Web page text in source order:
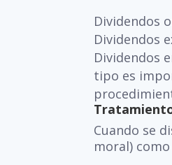
Dividendos
Dividendos
Dividendos
tipo es
Cuando se
moral)